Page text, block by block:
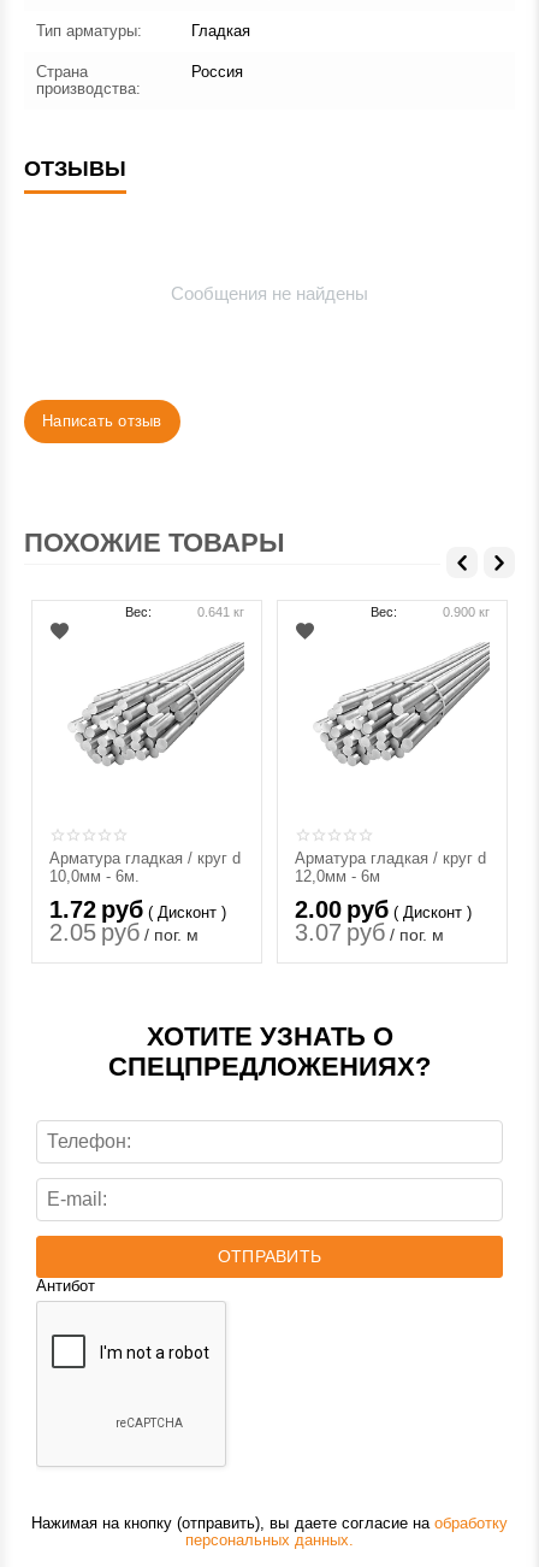
Тип арматуры: Гладкая
Страна
производства:
Россия
ОТЗЫВЫ
Сообщения не найдены
Написать отзыв
ПОХОЖИЕ ТОВАРЫ
Арматура гладкая / круг d
10,0мм - 6м.
1.72 руб ( Дисконт )
2.05 руб / пог. м
Вес: 0.641 кг
Арматура гладкая / круг d
12,0мм - 6м
2.00 руб ( Дисконт )
3.07 руб / пог. м
Вес: 0.900 кг
ХОТИТЕ УЗНАТЬ О
СПЕЦПРЕДЛОЖЕНИЯХ?
ОТПРАВИТЬ
Антибот
Нажимая на кнопку (отправить), вы даете согласие на обработку
персональных данных.